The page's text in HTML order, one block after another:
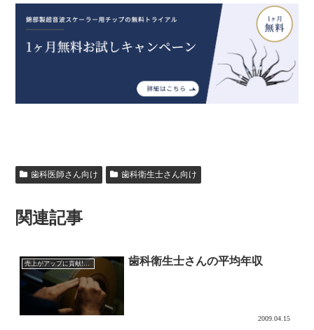
歯科医師さん向け 歯科衛生士さん向け
関連記事
歯科衛生士さんの平均年収
2009.04.15